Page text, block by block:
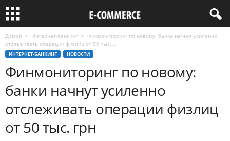
Домой Интернет-банкинг
Финмониторинг по новому: банки начнут усиленно
отслеживать операции физлиц от 50 тыс....
ИНТЕРНЕТ-БАНКИНГ НОВОСТИ
Финмониторинг по новому:
банки начнут усиленно
отслеживать операции физлиц
от 50 тыс. грн